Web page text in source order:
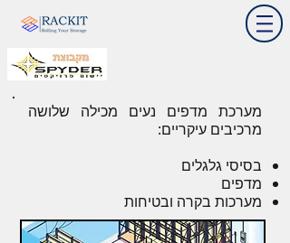
מערכת מדפים נעים מכילה שלושה
מרכיבים עיקריים:
בסיסי גלגלים
מדפים
מערכות בקרה ובטיחות